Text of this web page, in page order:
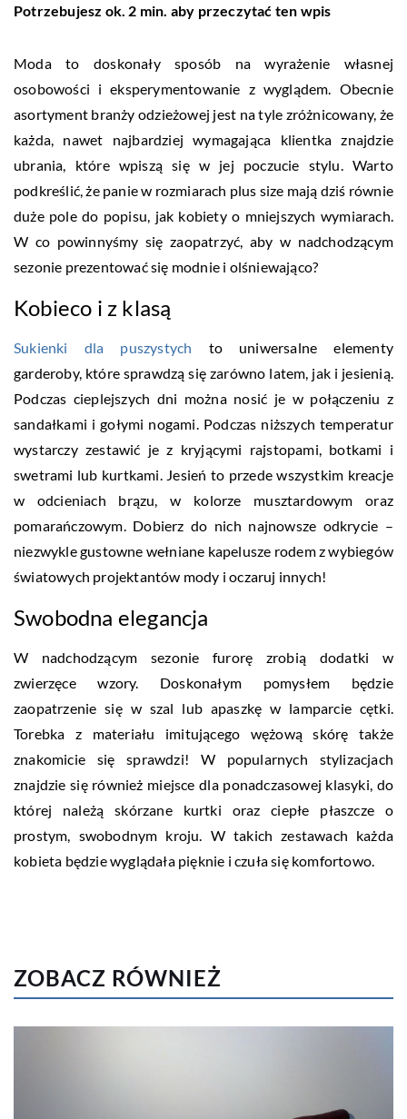
Potrzebujesz ok. 2 min. aby przeczytać ten wpis
Moda to doskonały sposób na wyrażenie własnej
osobowości i eksperymentowanie z wyglądem. Obecnie
asortyment branży odzieżowej jest na tyle zróżnicowany, że
każda, nawet najbardziej wymagająca klientka znajdzie
ubrania, które wpiszą się w jej poczucie stylu. Warto
podkreślić, że panie w rozmiarach plus size mają dziś równie
duże pole do popisu, jak kobiety o mniejszych wymiarach.
W co powinnyśmy się zaopatrzyć, aby w nadchodzącym
sezonie prezentować się modnie i olśniewająco?
Kobieco i z klasą
Sukienki dla puszystych to uniwersalne elementy
garderoby, które sprawdzą się zarówno latem, jak i jesienią.
Podczas cieplejszych dni można nosić je w połączeniu z
sandałkami i gołymi nogami. Podczas niższych temperatur
wystarczy zestawić je z kryjącymi rajstopami, botkami i
swetrami lub kurtkami. Jesień to przede wszystkim kreacje
w odcieniach brązu, w kolorze musztardowym oraz
pomarańczowym. Dobierz do nich najnowsze odkrycie –
niezwykle gustowne wełniane kapelusze rodem z wybiegów
światowych projektantów mody i oczaruj innych!
Swobodna elegancja
W nadchodzącym sezonie furorę zrobią dodatki w
zwierzęce wzory. Doskonałym pomysłem będzie
zaopatrzenie się w szal lub apaszkę w lamparcie cętki.
Torebka z materiału imitującego wężową skórę także
znakomicie się sprawdzi! W popularnych stylizacjach
znajdzie się również miejsce dla ponadczasowej klasyki, do
której należą skórzane kurtki oraz ciepłe płaszcze o
prostym, swobodnym kroju. W takich zestawach każda
kobieta będzie wyglądała pięknie i czuła się komfortowo.
ZOBACZ RÓWNIEŻ